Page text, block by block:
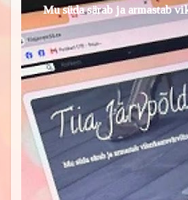
Mu süda särab ja armastab